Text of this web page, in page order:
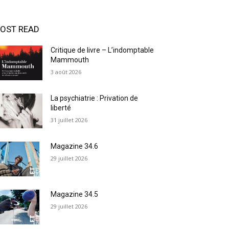
READ
Critique de livre – L’indomptable
Mammouth
3 août 2026
La psychiatrie : Privation de
liberté
31 juillet 2026
Magazine 34.6
29 juillet 2026
Magazine 34.5
29 juillet 2026